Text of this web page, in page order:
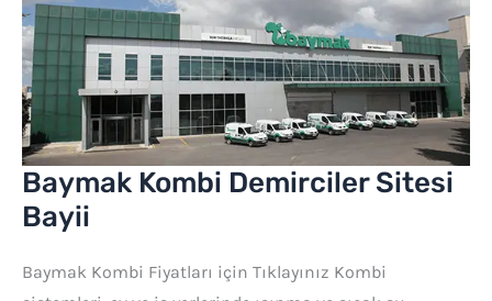
Baymak Kombi Demirciler Sitesi
Bayii
Baymak Kombi Fiyatları için Tıklayınız Kombi
Kombi
Demirciler
Sitesi
Bayii